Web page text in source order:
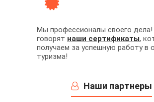
Мы профессионалы своего
говорят наши сертификаты,
получаем за успешную работу в
туризма!
Наши партнеры